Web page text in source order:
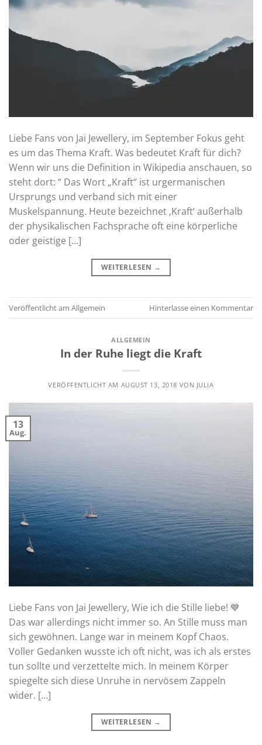
Liebe Fans von Jai Jewellery, im September Fokus geht
es um das Thema Kraft. Was bedeutet Kraft für dich?
Wenn wir uns die Definition in Wikipedia anschauen, so
steht dort: “ Das Wort „Kraft“ ist urgermanischen
Ursprungs und verband sich mit einer
Muskelspannung. Heute bezeichnet ‚Kraft‘ außerhalb
der physikalischen Fachsprache oft eine körperliche
oder geistige […]
WEITERLESEN →
Veröffentlicht am Allgemein Hinterlasse einen Kommentar
ALLGEMEIN
In der Ruhe liegt die Kraft
VERÖFFENTLICHT AM AUGUST 13, 2018 VON JULIA
13
Aug.
Liebe Fans von Jai Jewellery, Wie ich die Stille liebe! 💙
Das war allerdings nicht immer so. An Stille muss man
sich gewöhnen. Lange war in meinem Kopf Chaos.
Voller Gedanken wusste ich oft nicht, was ich als erstes
tun sollte und verzettelte mich. In meinem Körper
spiegelte sich diese Unruhe in nervösem Zappeln
wider. […]
WEITERLESEN →